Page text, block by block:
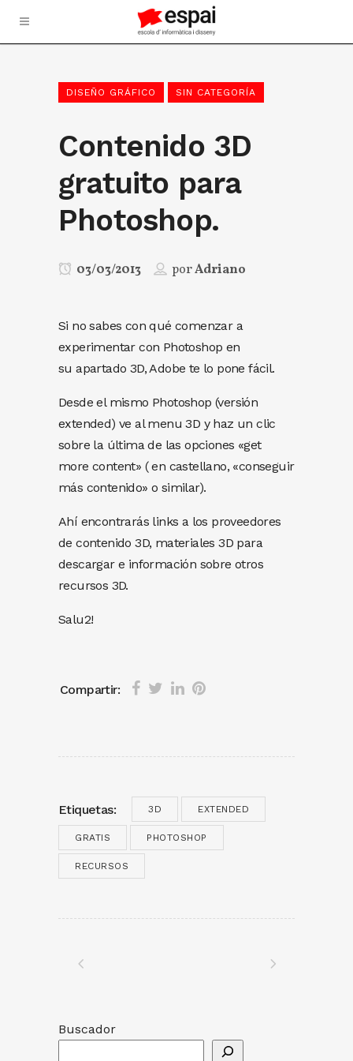
DISEÑO GRÁFICO SIN CATEGORÍA
Contenido 3D
gratuito para
Photoshop.
03/03/2013 porAdriano
Si no sabes con qué comenzar a
experimentar con Photoshop en
su apartado 3D, Adobe te lo pone fácil.
Desde el mismo Photoshop (versión
extended) ve al menu 3D y haz un clic
sobre la última de las opciones «get
more content» ( en castellano, «conseguir
más contenido» o similar).
Ahí encontrarás links a los proveedores
de contenido 3D, materiales 3D para
descargar e información sobre otros
recursos 3D.
Salu2!
Compartir:
Etiquetas: 3D EXTENDED
GRATIS PHOTOSHOP
RECURSOS
Buscador